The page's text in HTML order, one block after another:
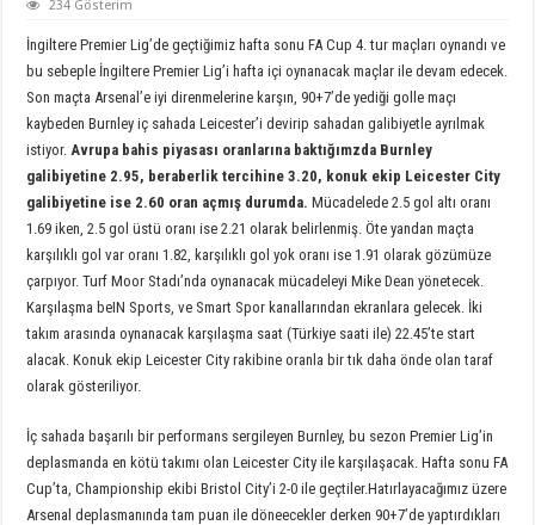
234 Gösterim
İngiltere Premier Lig’de geçtiğimiz hafta sonu FA Cup 4. tur maçları oynandı ve
bu sebeple İngiltere Premier Lig’i hafta içi oynanacak maçlar ile devam edecek.
Son maçta Arsenal’e iyi direnmelerine karşın, 90+7’de yediği golle maçı
kaybeden Burnley iç sahada Leicester’i devirip sahadan galibiyetle ayrılmak
istiyor. Avrupa bahis piyasası oranlarına baktığımzda Burnley
galibiyetine 2.95, beraberlik tercihine 3.20, konuk ekip Leicester City
galibiyetine ise 2.60 oran açmış durumda. Mücadelede 2.5 gol altı oranı
1.69 iken, 2.5 gol üstü oranı ise 2.21 olarak belirlenmiş. Öte yandan maçta
karşılıklı gol var oranı 1.82, karşılıklı gol yok oranı ise 1.91 olarak gözümüze
çarpıyor. Turf Moor Stadı’nda oynanacak mücadeleyi Mike Dean yönetecek.
Karşılaşma beIN Sports, ve Smart Spor kanallarından ekranlara gelecek. İki
takım arasında oynanacak karşılaşma saat (Türkiye saati ile) 22.45’te start
alacak. Konuk ekip Leicester City rakibine oranla bir tık daha önde olan taraf
olarak gösteriliyor.
İç sahada başarılı bir performans sergileyen Burnley, bu sezon Premier Lig’in
deplasmanda en kötü takımı olan Leicester City ile karşılaşacak. Hafta sonu FA
Cup’ta, Championship ekibi Bristol City’i 2-0 ile geçtiler.Hatırlayacağımız üzere
Arsenal deplasmanında tam puan ile döneecekler derken 90+7’de yaptırdıkları